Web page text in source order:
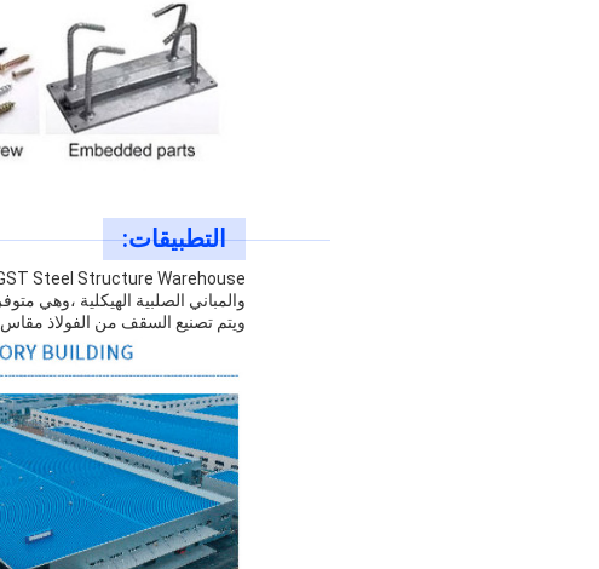
التطبيقات:
ويتم تصنيع السقف من الفولاذ مقاس C / Z.GST مستودع هيكل الفولاذ مثالي لمصانع هيكل الفولاذالمباني الهيكلية الصلبة والمستودعات.